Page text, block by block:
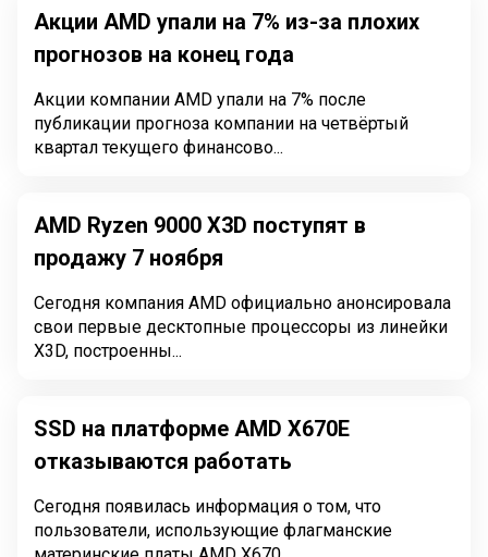
Акции AMD упали на 7% из-за плохих
прогнозов на конец года
Акции компании AMD упали на 7% после
публикации прогноза компании на четвёртый
квартал текущего финансово...
AMD Ryzen 9000 X3D поступят в
продажу 7 ноября
Сегодня компания AMD официально анонсировала
свои первые десктопные процессоры из линейки
X3D, построенны...
SSD на платформе AMD X670E
отказываются работать
Сегодня появилась информация о том, что
пользователи, использующие флагманские